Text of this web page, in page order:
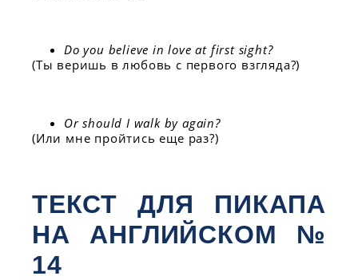
Do you believe in love at first sight?
(Ты веришь в любовь с первого взгляда?)
Or should I walk by again?
(Или мне пройтись еще раз?)
ТЕКСТ ДЛЯ ПИКАПА
НА АНГЛИЙСКОМ №
14